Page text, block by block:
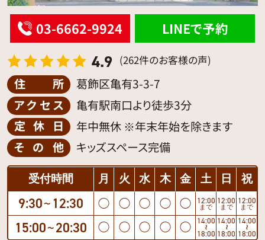
4.9 (262件のお客様の声)
住所
葛飾区亀有3-3-7
アクセス
亀有駅南口より徒歩3分
定休日
年中無休 ※年末年始を除きます
その他
キッズスペース完備
03-6662-9924 LINEで予約
受付時間 月 火 水 木 金 土 日 祝
9:30 〜 12:30 ◯ ◯ ◯ ◯ ◯ 12:00
まで
12:00
まで
12:00
まで
15:00 〜 20:30 ◯ ◯ ◯ ◯ ◯ 14:00
〜
18:00
14:00
〜
18:00
14:00
〜
18:00